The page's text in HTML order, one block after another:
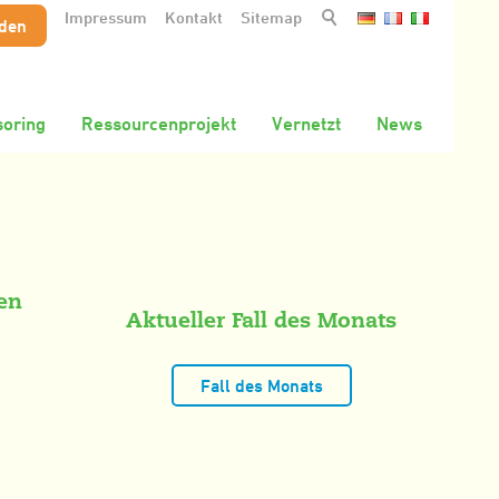
Impressum Kontakt Sitemap
Ressourcenprojekt Vernetzt News
Aktueller Fall des Monats
Fall des Monats